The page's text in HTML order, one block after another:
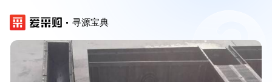
寻源宝典